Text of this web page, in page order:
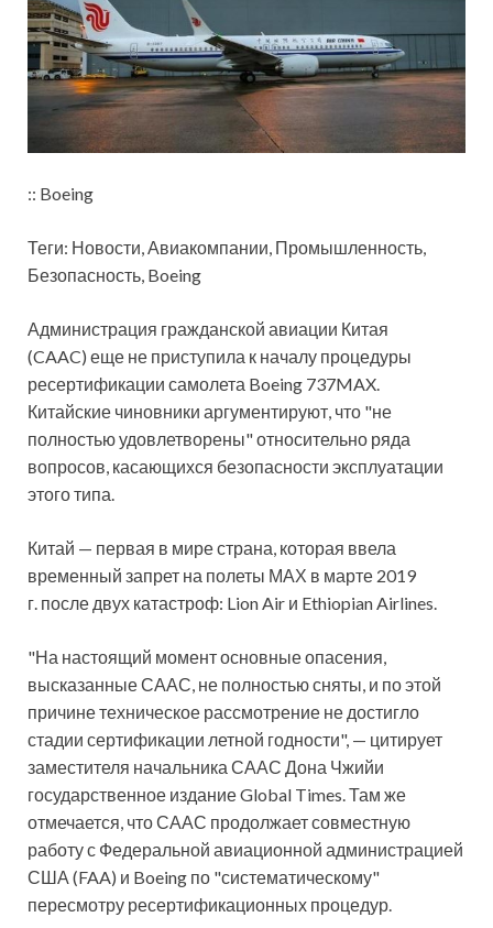
:: Boeing
Теги: Новости, Авиакомпании, Промышленность,
Безопасность, Boeing
Администрация гражданской авиации Китая
(CAAC) еще не приступила к началу процедуры
ресертификации самолета Boeing 737MAX.
Китайские чиновники аргументируют, что "не
полностью удовлетворены" относительно ряда
вопросов, касающихся безопасности эксплуатации
этого типа.
Китай — первая в мире страна, которая ввела
временный запрет на полеты МАХ в марте 2019
г. после двух катастроф: Lion Air и Ethiopian Airlines.
"На настоящий момент основные опасения,
высказанные СААС, не полностью сняты, и по этой
причине техническое рассмотрение не достигло
стадии сертификации летной годности", — цитирует
заместителя начальника СААС Дона Чжийи
государственное издание Global Times. Там же
отмечается, что СААС продолжает совместную
работу с Федеральной авиационной администрацией
США (FAA) и Boeing по "систематическому"
пересмотру ресертификационных процедур.